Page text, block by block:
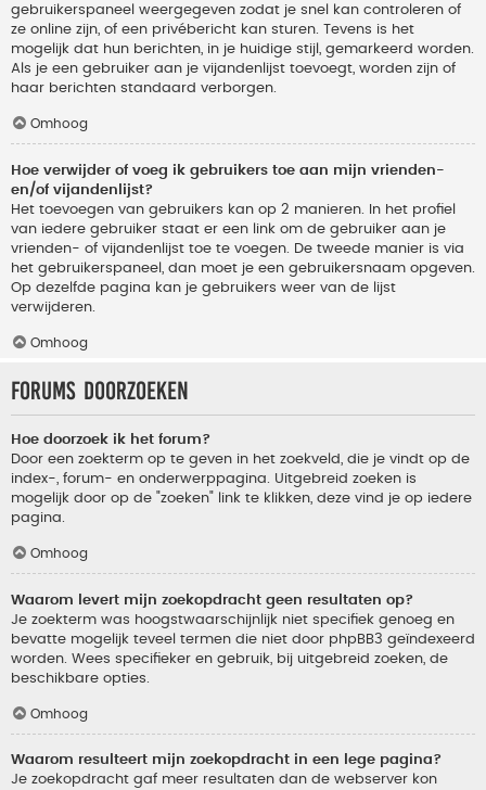
gebruikerspaneel weergegeven zodat je snel kan controleren of
ze online zijn, of een privébericht kan sturen. Tevens is het
mogelijk dat hun berichten, in je huidige stijl, gemarkeerd worden.
Als je een gebruiker aan je vijandenlijst toevoegt, worden zijn of
haar berichten standaard verborgen.
Omhoog
Hoe verwijder of voeg ik gebruikers toe aan mijn vrienden-
en/of vijandenlijst?
Het toevoegen van gebruikers kan op 2 manieren. In het profiel
van iedere gebruiker staat er een link om de gebruiker aan je
vrienden- of vijandenlijst toe te voegen. De tweede manier is via
het gebruikerspaneel, dan moet je een gebruikersnaam opgeven.
Op dezelfde pagina kan je gebruikers weer van de lijst
verwijderen.
Omhoog
Forums doorzoeken
Hoe doorzoek ik het forum?
Door een zoekterm op te geven in het zoekveld, die je vindt op de
index-, forum- en onderwerppagina. Uitgebreid zoeken is
mogelijk door op de "zoeken" link te klikken, deze vind je op iedere
pagina.
Omhoog
Waarom levert mijn zoekopdracht geen resultaten op?
Je zoekterm was hoogstwaarschijnlijk niet specifiek genoeg en
bevatte mogelijk teveel termen die niet door phpBB3 geïndexeerd
worden. Wees specifieker en gebruik, bij uitgebreid zoeken, de
beschikbare opties.
Omhoog
Waarom resulteert mijn zoekopdracht in een lege pagina?
Je zoekopdracht gaf meer resultaten dan de webserver kon